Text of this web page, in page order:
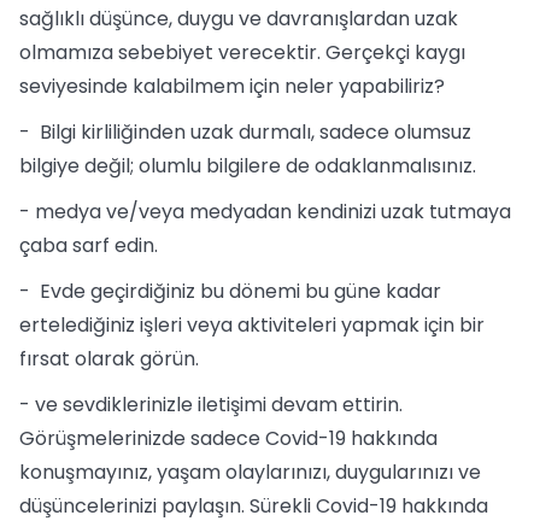
sağlıklı düşünce, duygu ve davranışlardan uzak
olmamıza sebebiyet verecektir. Gerçekçi kaygı
seviyesinde kalabilmem için neler yapabiliriz?
- Bilgi kirliliğinden uzak durmalı, sadece olumsuz
bilgiye değil; olumlu bilgilere de odaklanmalısınız.
- medya ve/veya medyadan kendinizi uzak tutmaya
çaba sarf edin.
- Evde geçirdiğiniz bu dönemi bu güne kadar
ertelediğiniz işleri veya aktiviteleri yapmak için bir
fırsat olarak görün.
- ve sevdiklerinizle iletişimi devam ettirin.
Görüşmelerinizde sadece Covid-19 hakkında
konuşmayınız, yaşam olaylarınızı, duygularınızı ve
düşüncelerinizi paylaşın. Sürekli Covid-19 hakkında